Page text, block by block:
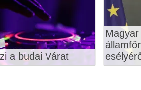
a budai Várat